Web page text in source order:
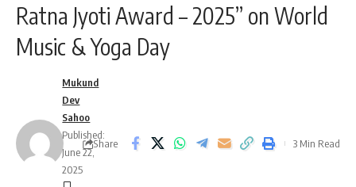
Ratna Jyoti Award – 2025” on World
Music & Yoga Day
Mukund
Dev
Sahoo
Published:
June 22,
2025
Share 3 Min Read